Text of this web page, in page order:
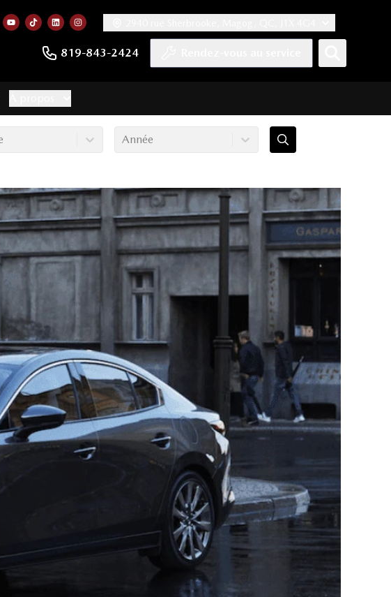
819-843-2424
notre page facebook
vers notre compte Twitter
Lien vers notre chaîne YouTube
Lien vers notre compte Tiktok
Lien vers notre compte LinkedIn
Lien vers notre compte Instagram
Année